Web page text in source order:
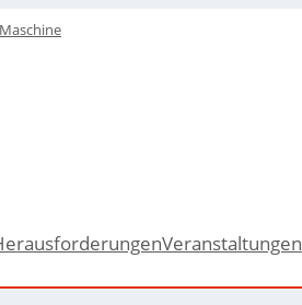
Veranstaltungen